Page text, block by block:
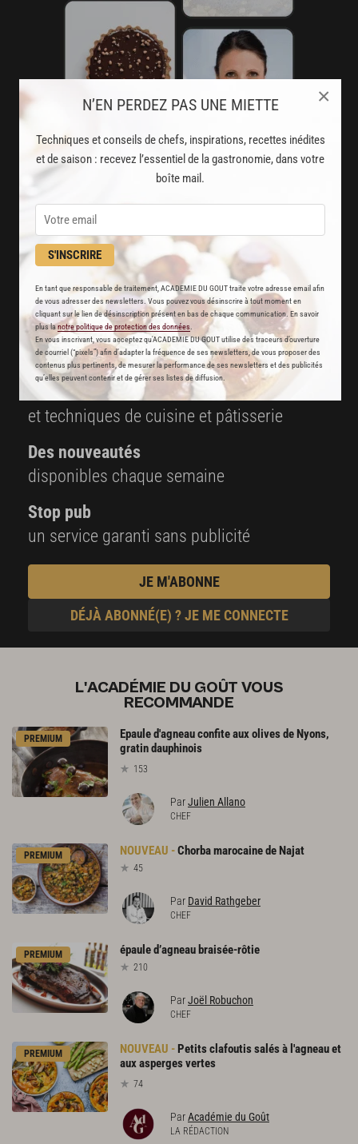
N’EN PERDEZ PAS UNE MIETTE
Techniques et conseils de chefs, inspirations, recettes inédites
et de saison : recevez l’essentiel de la gastronomie, dans votre
boîte mail.
S'INSCRIRE
En tant que responsable de traitement, ACADEMIE DU GOUT traite votre adresse email afin
de vous adresser des newsletters. Vous pouvez vous désinscrire à tout moment en
cliquant sur le lien de désinscription présent en bas de chaque communication. En savoir
plus lanotre politique de protection des données
En vous inscrivant, vous acceptez qu'ACADEMIE DU GOUT utilise des traceurs d’ouverture
de courriel (“pixels”) afin d’adapter la fréquence de ses newsletters, de vous proposer des
contenus plus pertinents, de mesurer la performance de ses newsletters et des publicités
qu’elles peuvent contenir et de gérer ses listes de diffusion.
×
AVEC VOTRE ABONNEMENT
PREMIUM
LA CUISINE DES CHEFS, ENFIN ACCESSIBLE !
8000recettes exclusives
partagées par vos chefs préférés
2000 vidéos de recettes
et techniques de cuisine et pâtisserie
Des nouveautés
disponibles chaque semaine
Stop pub
un service garanti sans publicité
JE M'ABONNE
DÉJÀ ABONNÉ(E) ? JE ME CONNECTE
L'ACADÉMIE DU GOÛT VOUS
RECOMMANDE
PREMIUM
Epaule d'agneau confite aux olives de Nyons,
gratin dauphinois
153
ParJulien Allano
CHEF
PREMIUM Chorbamarocainede Najat
45
Par David Rathgeber
CHEF
PREMIUM épauled’agneau braisée-rôtie
210
ParJoël Robuchon
CHEF
PREMIUM
Petits clafoutis salés à l'agneau et
aux asperges vertes
74
ParAcadémie du Goût
LA RÉDACTION